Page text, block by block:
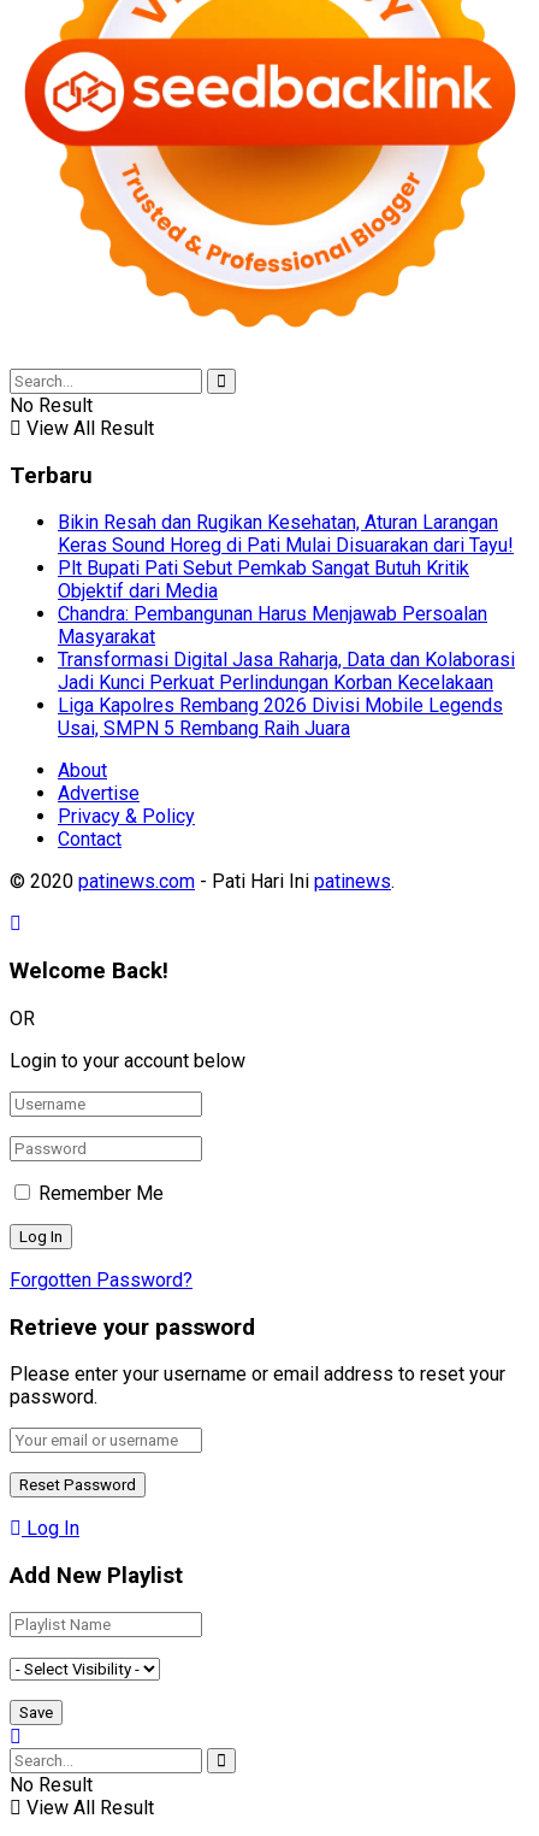
No Result
View All Result
Terbaru
Bikin Resah dan Rugikan Kesehatan, Aturan Larangan
Keras Sound Horeg di Pati Mulai Disuarakan dari Tayu!
Plt Bupati Pati Sebut Pemkab Sangat Butuh Kritik
Objektif dari Media
Chandra: Pembangunan Harus Menjawab Persoalan
Masyarakat
Transformasi Digital Jasa Raharja, Data dan Kolaborasi
Jadi Kunci Perkuat Perlindungan Korban Kecelakaan
Liga Kapolres Rembang 2026 Divisi Mobile Legends
Usai, SMPN 5 Rembang Raih Juara
About
Advertise
Privacy & Policy
Contact
© 2020 patinews.com - Pati Hari Ini patinews.
Welcome Back!
OR
Login to your account below
Remember Me
Forgotten Password?
Retrieve your password
Please enter your username or email address to reset your
password.
Log In
Add New Playlist
No Result
View All Result